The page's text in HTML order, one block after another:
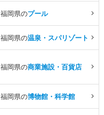
福岡県のプール
福岡県の温泉・スパリゾート
福岡県の商業施設・百貨店
福岡県の博物館・科学館